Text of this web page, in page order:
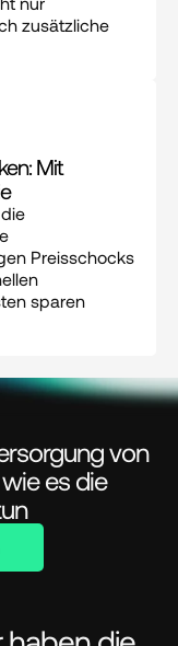
zusätzliche
Mit
Preisschocks
sparen
von
es die